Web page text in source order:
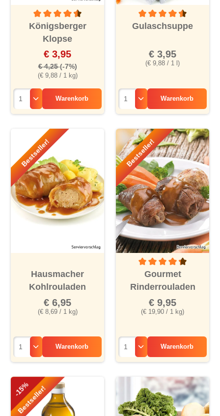
Durchschnittliche Bewertung von 4.4 von 5 Sternen
Königsberger
Klopse
(€ 9,88 / 1 kg)
€ 3,95
€ 4,25(-7%)
Warenkorb
Durchschnittliche
Gulaschsuppe
(€ 9,88 / 1 l)
€ 3,95
Warenkorb
Bestseller!
Hausmacher
Kohlrouladen
(€ 8,69 / 1 kg)
€ 6,95
Warenkorb
Bestseller!
Durchschnittliche
Gourmet
Rinderrouladen
(€ 19,90 / 1 kg)
€ 9,95
Warenkorb
-15%
Bestseller!